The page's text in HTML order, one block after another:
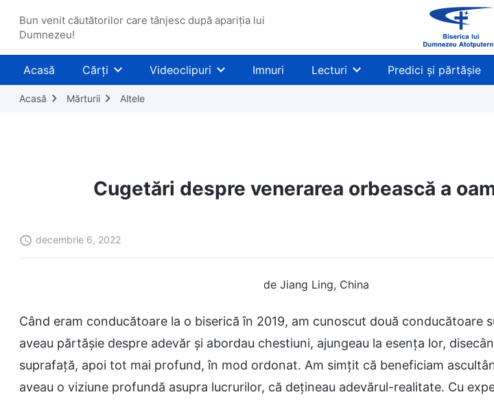
Bun venit căutătorilor care tânjesc după apariția lui
Dumnezeu!
Acasă Cărți Videoclipuri Imnuri Lecturi Predici și părtășie
Acasă Mărturii Altele
Cugetări despre venerarea orbească a
decembrie 6, 2022
de Jiang Ling, China
Când eram conducătoare la o biserică în 2019, am cunoscut două conducătoare
aveau părtășie despre adevăr și abordau chestiuni, ajungeau la esența lor,
suprafață, apoi tot mai profund, în mod ordonat. Am simțit că beneficiam
aveau o viziune profundă asupra lucrurilor, că dețineau adevărul-realitate. Cu